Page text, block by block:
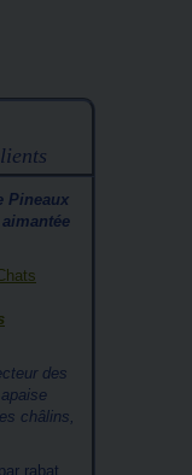
Pineaux
des
châlins,
rabat